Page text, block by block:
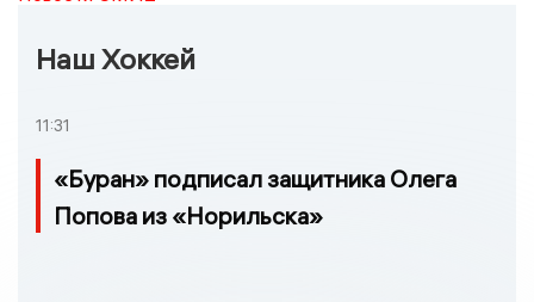
Наш Хоккей
11:31
«Буран» подписал защитника Олега
Попова из «Норильска»